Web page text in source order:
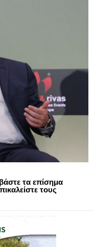
τα επίσημα
τους